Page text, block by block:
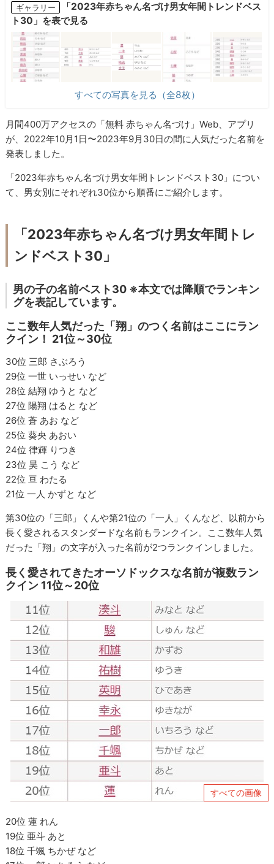
ギャラリー
「2023年赤ちゃん名づけ男女年間トレンドベス
ト30」を表で見る
すべての写真を見る（全8枚）
月間400万アクセスの「無料 赤ちゃん名づけ」Web、アプリ
が、2022年10月1日〜2023年9月30日の間に人気だった名前を
発表しました。
「2023年赤ちゃん名づけ男女年間トレンドベスト30」につい
て、男女別にそれぞれ30位から順番にご紹介します。
「2023年赤ちゃん名づけ男女年間トレ
ンドベスト30」
男の子の名前ベスト30 ※本文では降順でランキン
グを表記しています。
ここ数年人気だった「翔」のつく名前はここにラン
クイン！ 21位～30位
30位 三郎 さぶろう
29位 一世 いっせい など
28位 結翔 ゆうと など
27位 陽翔 はると など
26位 蒼 あお など
25位 葵央 あおい
24位 律輝 りつき
23位 昊 こう など
22位 亘 わたる
21位 一人 かずと など
第30位の「三郎」くんや第21位の「一人」くんなど、以前から
長く愛されるスタンダードな名前もランクイン。ここ数年人気
だった「翔」の文字が入った名前が2つランクインしました。
長く愛されてきたオーソドックスな名前が複数ラン
クイン 11位～20位
すべての画像
20位 蓮 れん
19位 亜斗 あと
18位 千颯 ちかぜ など